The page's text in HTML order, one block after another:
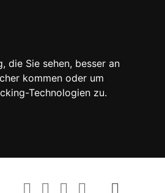
die Sie sehen, besser an
kommen oder um
Technologien zu.